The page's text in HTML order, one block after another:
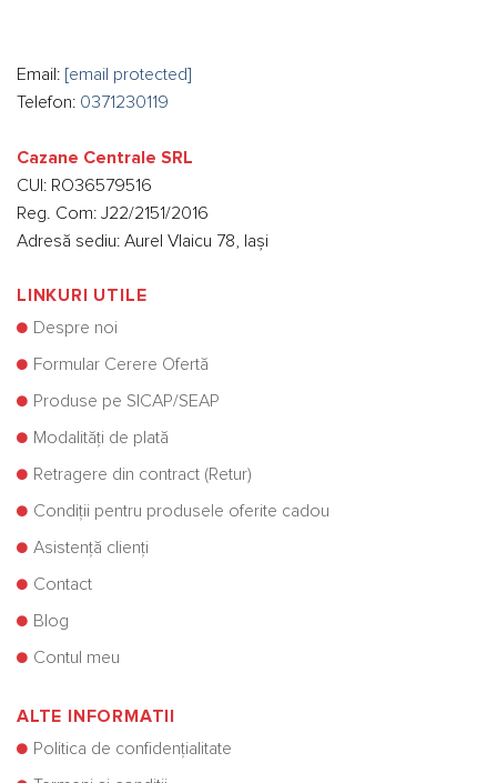
Email: [email protected]
Telefon: 0371230119
Cazane Centrale SRL
CUI: RO36579516
Reg. Com: J22/2151/2016
Adresă sediu: Aurel Vlaicu 78, Iași
LINKURI UTILE
Despre noi
Formular Cerere Ofertă
Produse pe SICAP/SEAP
Modalități de plată
Retragere din contract (Retur)
Condiții pentru produsele oferite cadou
Asistență clienți
Contact
Blog
Contul meu
ALTE INFORMATII
Politica de confidențialitate